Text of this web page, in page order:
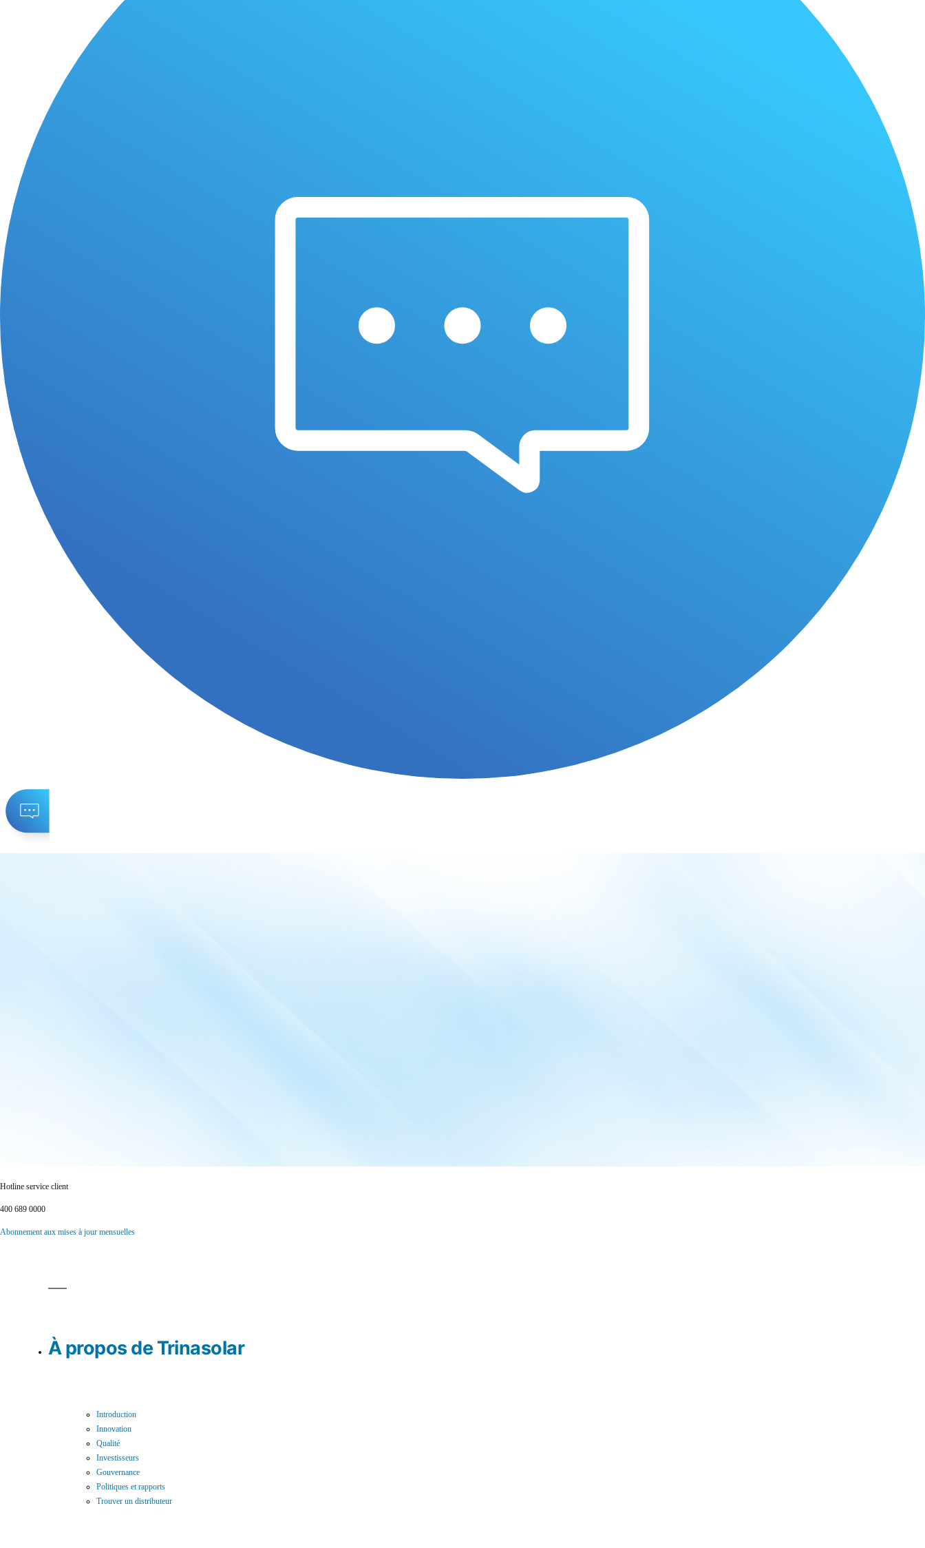
Hotline service client
400 689 0000
Abonnement aux mises à jour mensuelles
À propos de Trinasolar
Introduction
Innovation
Qualité
Investisseurs
Gouvernance
Politiques et rapports
Trouver un distributeur